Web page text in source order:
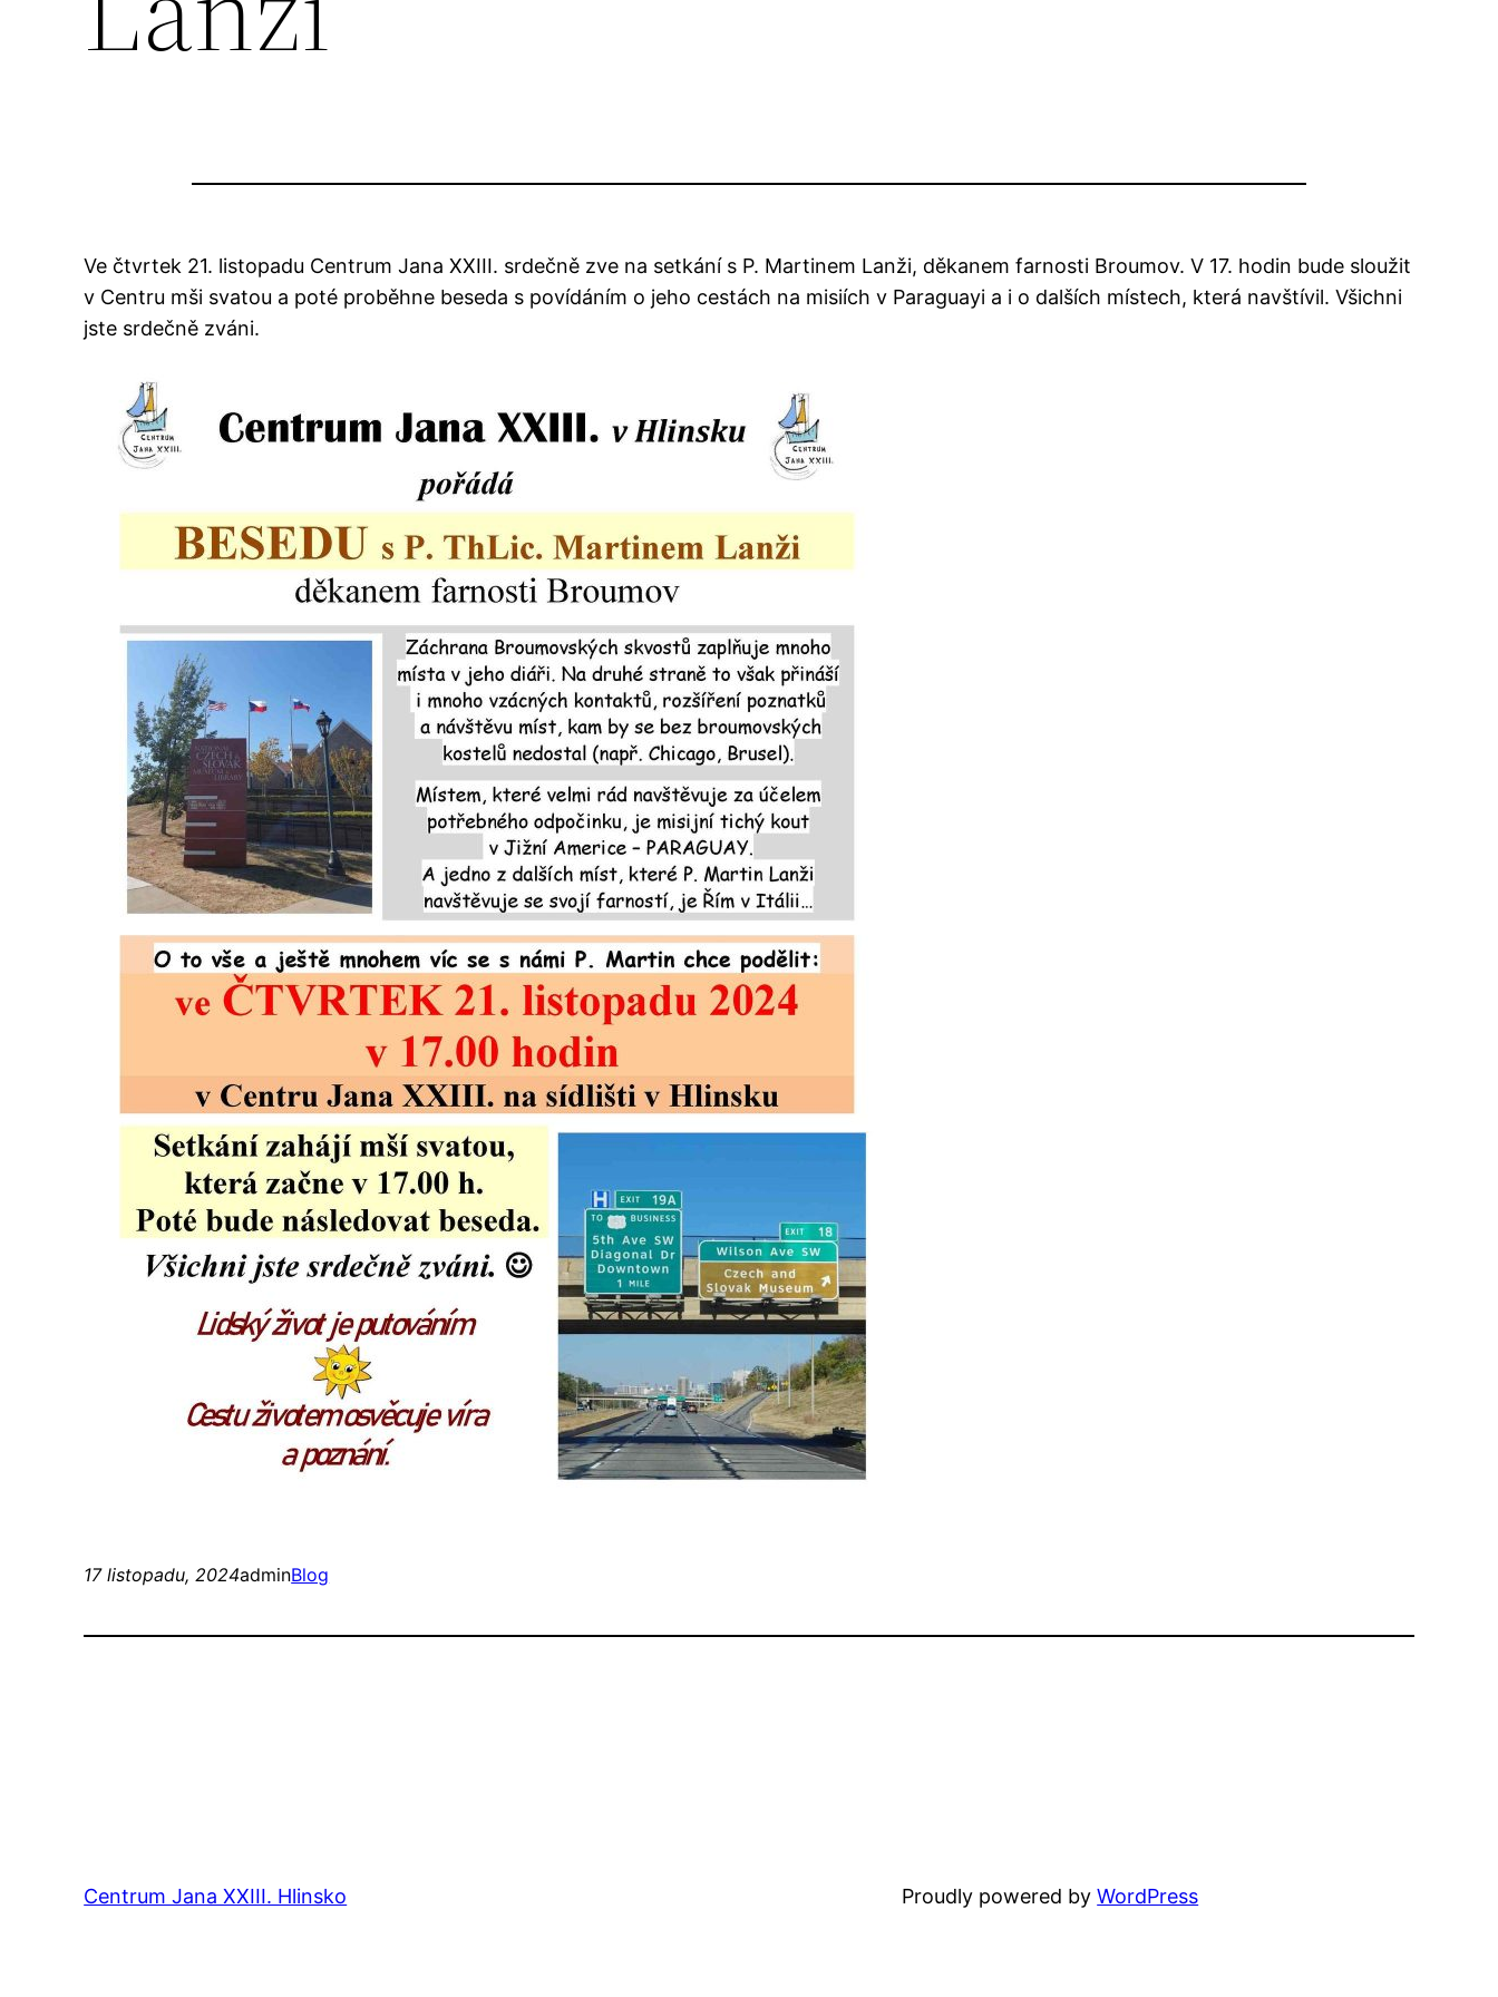
Ve čtvrtek 21. listopadu Centrum Jana XXIII. srdečně zve na setkání s P. Martinem Lanži, děkanem farnosti Broumov. V 17. hodin bude sloužit
v Centru mši svatou a poté proběhne beseda s povídáním o jeho cestách na misiích v Paraguayi a i o dalších místech, která navštívil. Všichni
jste srdečně zváni.
17 listopadu, 2024adminBlog
Centrum Jana XXIII. Hlinsko Proudly powered byWordPress